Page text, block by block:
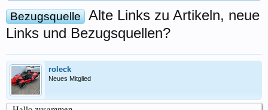
Bezugsquelle
Alte Links zu Artikeln, neue
Links und Bezugsquellen?
roleck
Neues Mitglied